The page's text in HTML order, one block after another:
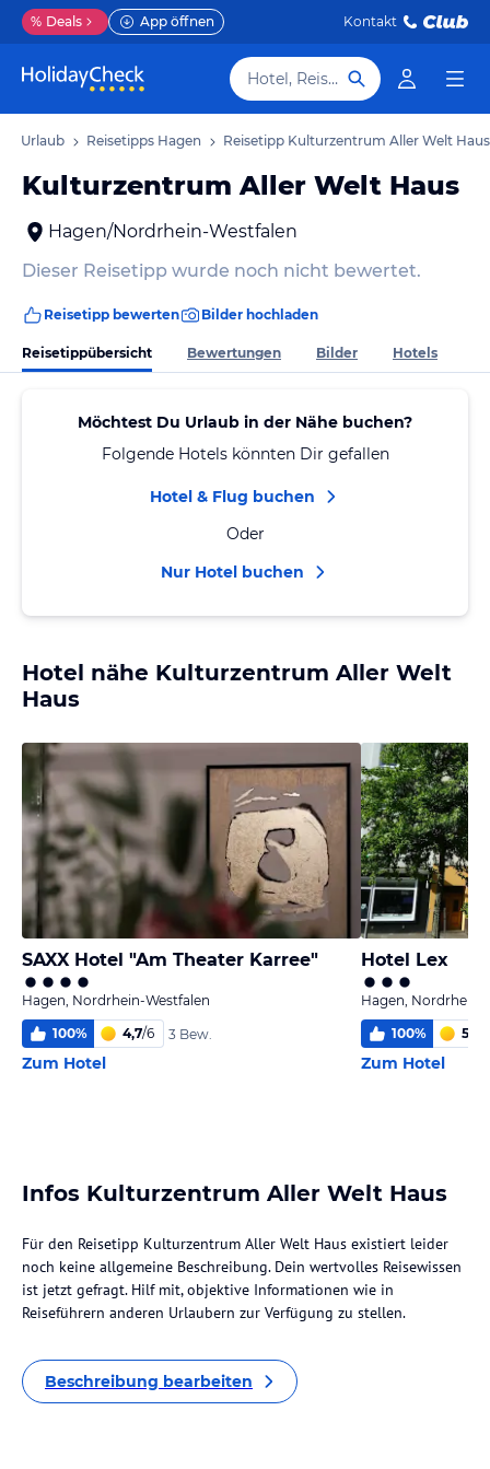
% Deals App öffnen Kontakt
Hotel, Reiseziel
Urlaub Reisetipps Hagen Reisetipp Kulturzentrum Aller Welt Haus
Kulturzentrum Aller Welt Haus
Hagen/Nordrhein-Westfalen
Dieser Reisetipp wurde noch nicht bewertet.
Reisetipp bewerten Bilder hochladen
Reisetippübersicht Bewertungen Bilder Hotels
Möchtest Du Urlaub in der Nähe buchen?
Folgende Hotels könnten Dir gefallen
Hotel & Flug buchen
Oder
Nur Hotel buchen
Hotel nähe Kulturzentrum Aller Welt
Haus
SAXX Hotel "Am Theater Karree"
Hagen, Nordrhein-Westfalen
100% 4,7/6 3 Bew.
Zum Hotel
Hotel Lex
Hagen, Nordrhein-
100% 5,2
Zum Hotel
Infos Kulturzentrum Aller Welt Haus
Für den Reisetipp Kulturzentrum Aller Welt Haus existiert leider
noch keine allgemeine Beschreibung. Dein wertvolles Reisewissen
ist jetzt gefragt. Hilf mit, objektive Informationen wie in
Reiseführern anderen Urlaubern zur Verfügung zu stellen.
Beschreibung bearbeiten